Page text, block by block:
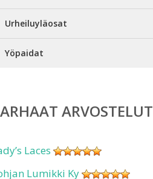
Urheiluyläosat
Yöpaidat
ARVOSTELUT
Laces
Lumikki Ky